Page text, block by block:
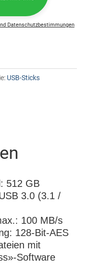
Datenschutzbestimmungen
USB-Sticks
512 GB
3.0 (3.1 /
100 MB/s
128-Bit-AES
mit
Software